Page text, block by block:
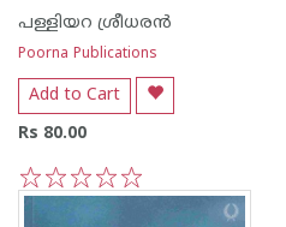
പള്ളിയറ ശ്രീധര‌ന്‍
Poorna Publications
Add to Cart
Rs 80.00
5
4
3
2
1